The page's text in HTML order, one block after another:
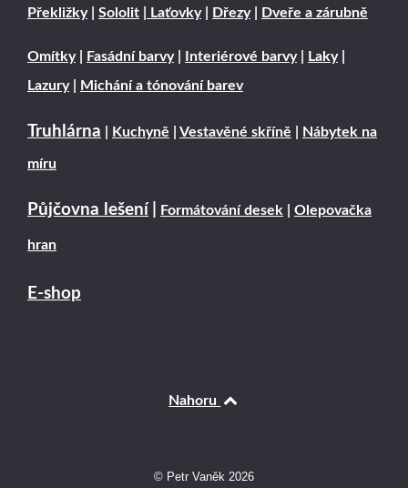
Překližky| Sololit Laťovky| Dřezy| Dveře a zárubně
Omítky| Fasádní barvy| Interiérové barvy| Laky|
Lazury| Michání a tónování barev
Truhlárna Kuchyně Vestavěné skříně Nábytek na
míru
Půjčovna lešení Formátování desek Olepovačka
hran
E-shop
Nahoru
© Petr Vaněk 2026